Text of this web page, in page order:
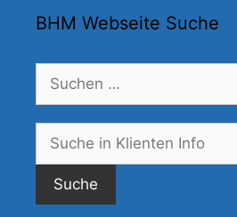
BHM Webseite Suche
Suchen
nach: